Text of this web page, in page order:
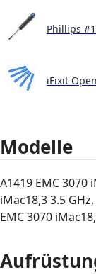
Phillips
iFixit
Modelle
A1419 EMC 3070
iMac18,3 3.5
EMC 3070